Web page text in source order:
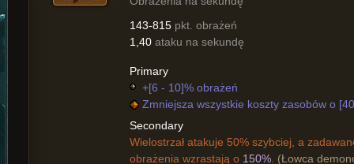
143-815 pkt. obrażeń
1,40 ataku na sekundę
Primary
+[6 - 10]% obrażeń
Zmniejsza wszystkie koszty zasobów o
Secondary
Wielostrzał atakuje 50% szybciej, a
obrażenia wzrastają o 150% (Łowca